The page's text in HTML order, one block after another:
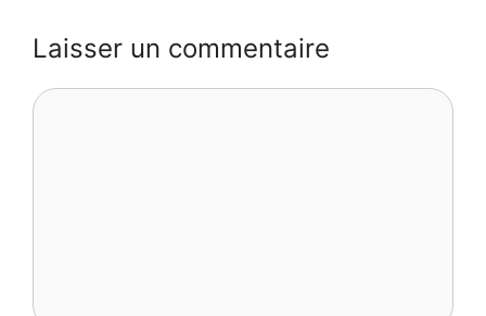
Laisser un commentaire
Commentaire